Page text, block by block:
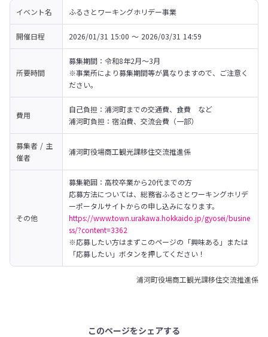
イベント名 ふるさとワーキングホリデー事業
開催日程 2026/01/31 15:00 〜 2026/03/31 14:59
所要時間
募集期間：令和8年2月～3月
※事業所により募集期間等が異なりますので、ご注意く
ださい。
費用
自己負担：浦河町までの交通費、食費　など
浦河町負担：宿泊費、交流会費（一部）
募集者 / 主
催者
浦河町役場商工観光課移住交流推進係
その他
募集範囲：高校卒業から20代までの方
応募方法については、総務省ふるさとワーキングホリデ
https://www.town.urakawa.hokkaido.jp/gyosei/busine
ss/?content=3362
※応募したい方はまずこのページの「興味ある」または
「応募したい」ボタンを押してください！
浦河町役場商工観光課移住交流推進係
このページをシェアする